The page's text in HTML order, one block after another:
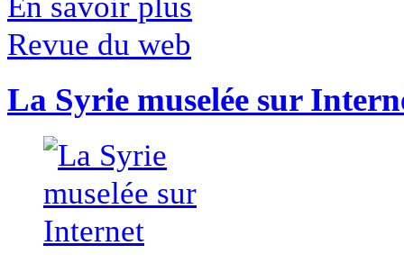
Revue du web
La Syrie muselée sur